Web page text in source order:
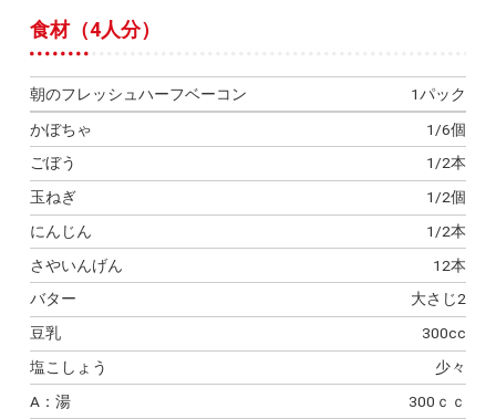
食材（4人分）
朝のフレッシュハーフベーコン
1パック
かぼちゃ
1/6個
ごぼう
1/2本
玉ねぎ
1/2個
にんじん
1/2本
さやいんげん
12本
バター
大さじ2
豆乳
300cc
塩こしょう
少々
A：湯
300ｃｃ